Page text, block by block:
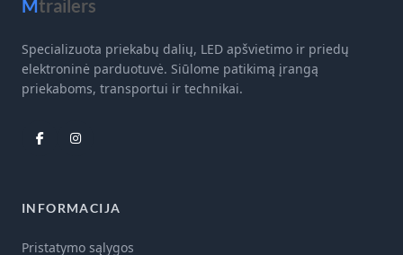
Mtrailers
Specializuota priekabų dalių, LED apšvietimo ir priedų
elektroninė parduotuvė. Siūlome patikimą įrangą
priekaboms, transportui ir technikai.
INFORMACIJA
Pristatymo sąlygos